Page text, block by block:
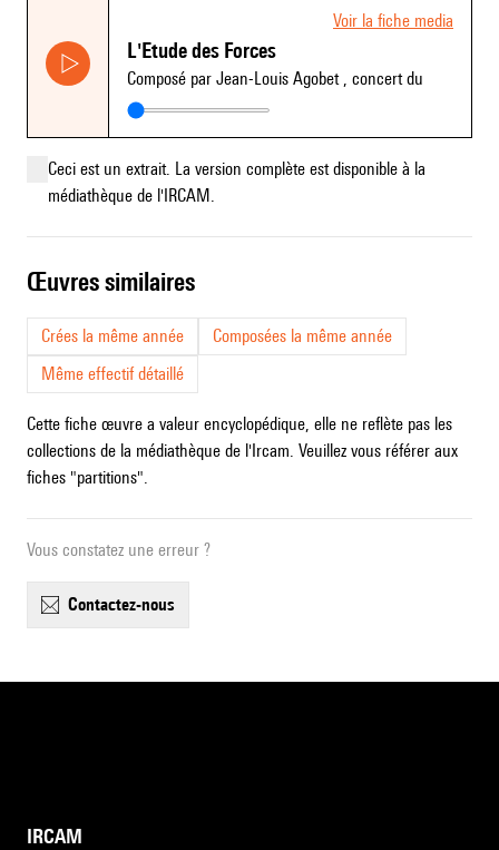
Voir la fiche media
L'Etude des Forces
Composé par Jean-Louis Agobet , concert du
Ceci est un extrait. La version complète est disponible à la
médiathèque de l'IRCAM.
œuvres similaires
Crées la même année
Composées la même année
Même effectif détaillé
Cette fiche œuvre a valeur encyclopédique, elle ne reflète pas les
collections de la médiathèque de l'Ircam. Veuillez vous référer aux
fiches "partitions".
Vous constatez une erreur ?
contactez-nous
IRCAM